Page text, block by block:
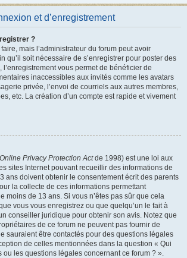
et d’enregistrement
?
mais l’administrateur du forum peut avoir
qu’il soit nécessaire de s’enregistrer pour poster des
vous permet de bénéficier de
inaccessibles aux invités comme les avatars
privée, l’envoi de courriels aux autres membres,
etc. La création d’un compte est rapide et vivement
Privacy Protection Actde 1998) est une loi aux
sites Internet pouvant recueillir des informations de
ans doivent obtenir le consentement écrit des parents
la collecte de ces informations permettant
moins de 13 ans. Si vous n’êtes pas sûr que cela
vous vous enregistrez ou que quelqu’un le fait à
conseiller juridique pour obtenir son avis. Notez que
de ce forum ne peuvent pas fournir de
sauraient être contactés pour des questions légales
de celles mentionnées dans la question « Qui
ou les questions légales concernant ce forum ? ».